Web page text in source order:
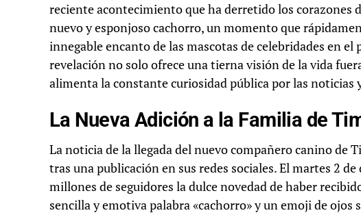
reciente acontecimiento que ha derretido los corazones
nuevo y esponjoso cachorro, un momento que
innegable encanto de las mascotas de celebridades en
revelación no solo ofrece una tierna visión de la vida
alimenta la constante curiosidad pública por las noticias
La Nueva Adición a la Familia de
La noticia de la llegada del nuevo compañero canino de
tras una publicación en sus redes sociales. El martes 2
millones de seguidores la dulce novedad de haber
sencilla y emotiva palabra «cachorro» y un emoji de ojos